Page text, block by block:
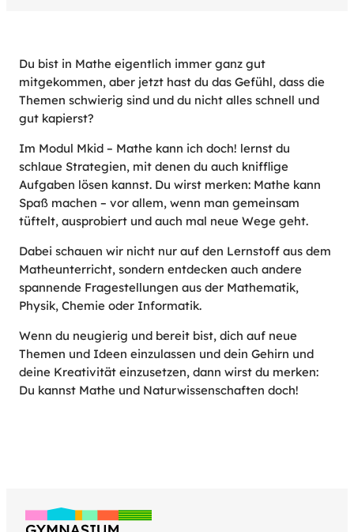
Du bist in Mathe eigentlich immer ganz gut
mitgekommen, aber jetzt hast du das Gefühl, dass die
Themen schwierig sind und du nicht alles schnell und
gut kapierst?
Im Modul Mkid – Mathe kann ich doch! lernst du
schlaue Strategien, mit denen du auch knifflige
Aufgaben lösen kannst. Du wirst merken: Mathe kann
Spaß machen – vor allem, wenn man gemeinsam
tüftelt, ausprobiert und auch mal neue Wege geht.
Dabei schauen wir nicht nur auf den Lernstoff aus dem
Matheunterricht, sondern entdecken auch andere
spannende Fragestellungen aus der Mathematik,
Physik, Chemie oder Informatik.
Wenn du neugierig und bereit bist, dich auf neue
Themen und Ideen einzulassen und dein Gehirn und
deine Kreativität einzusetzen, dann wirst du merken:
Du kannst Mathe und Naturwissenschaften doch!